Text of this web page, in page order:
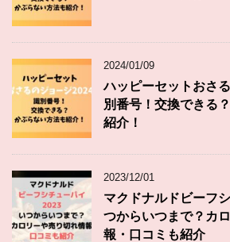
2024/01/09
ハッピーセットおさ
別番号！交換できる
紹介！
2023/12/01
マクドナルドビーフ
つからいつまで？カ
報・口コミも紹介